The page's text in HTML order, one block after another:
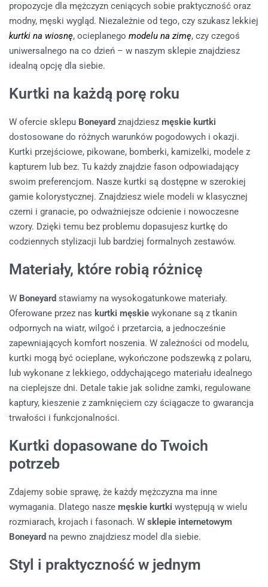
propozycje dla mężczyzn ceniących sobie praktyczność oraz
modny, męski wygląd. Niezależnie od tego, czy szukasz lekkiej
kurtki na wiosnę, ocieplanego modelu na zimę, czy czegoś
uniwersalnego na co dzień – w naszym sklepie znajdziesz
idealną opcję dla siebie.
Kurtki na każdą porę roku
W ofercie sklepu Boneyard znajdziesz męskie kurtki
dostosowane do różnych warunków pogodowych i okazji.
Kurtki przejściowe, pikowane, bomberki, kamizelki, modele z
kapturem lub bez. Tu każdy znajdzie fason odpowiadający
swoim preferencjom. Nasze kurtki są dostępne w szerokiej
gamie kolorystycznej. Znajdziesz wiele modeli w klasycznej
czerni i granacie, po odważniejsze odcienie i nowoczesne
wzory. Dzięki temu bez problemu dopasujesz kurtkę do
codziennych stylizacji lub bardziej formalnych zestawów.
Materiały, które robią różnicę
W Boneyard stawiamy na wysokogatunkowe materiały.
Oferowane przez nas kurtki męskie wykonane są z tkanin
odpornych na wiatr, wilgoć i przetarcia, a jednocześnie
zapewniających komfort noszenia. W zależności od modelu,
kurtki mogą być ocieplane, wykończone podszewką z polaru,
lub wykonane z lekkiego, oddychającego materiału idealnego
na cieplejsze dni. Detale takie jak solidne zamki, regulowane
kaptury, kieszenie z zamknięciem czy ściągacze to gwarancja
trwałości i funkcjonalności.
Kurtki dopasowane do Twoich
potrzeb
Zdajemy sobie sprawę, że każdy mężczyzna ma inne
wymagania. Dlatego nasze męskie kurtki występują w wielu
rozmiarach, krojach i fasonach. W sklepie internetowym
Boneyard na pewno znajdziesz model dla siebie.
Styl i praktyczność w jednym